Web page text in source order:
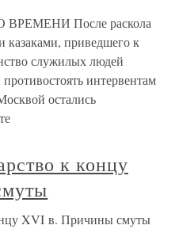
После раскола
казаками, приведшего к
служилых людей
интервентам
остались
к концу
XVI в. Причины смуты